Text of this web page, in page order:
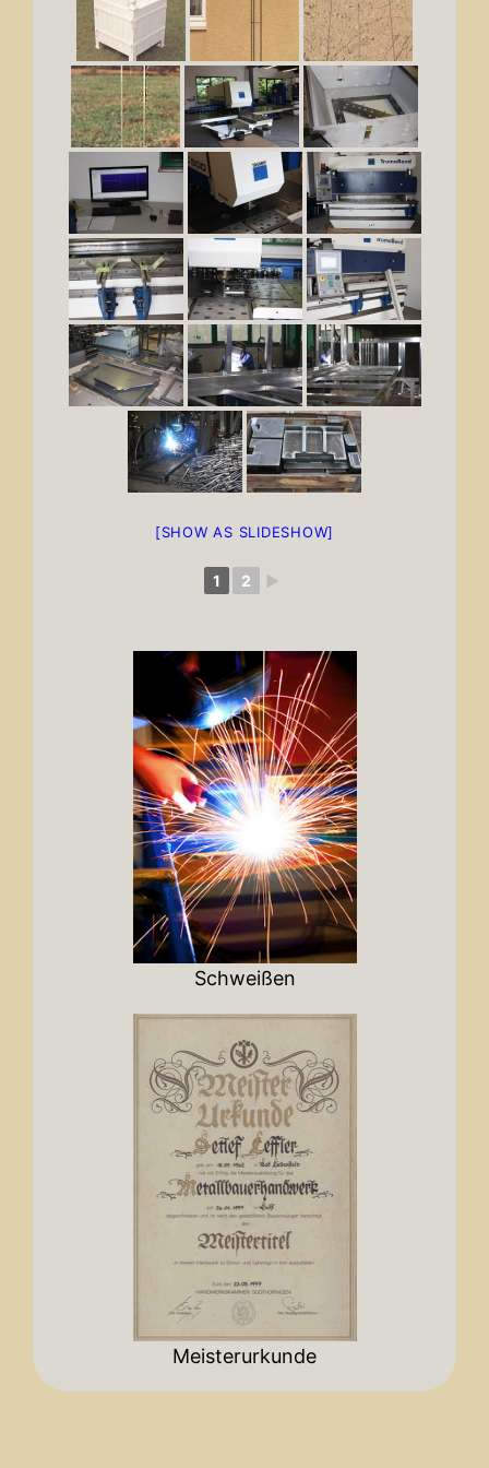
[SHOW AS SLIDESHOW]
1 2 ►
Schweißen
Meisterurkunde